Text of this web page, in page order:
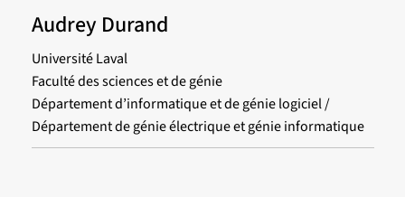
Audrey Durand
Université Laval
Faculté des sciences et de génie
Département d’informatique et de génie logiciel /
Département de génie électrique et génie informatique